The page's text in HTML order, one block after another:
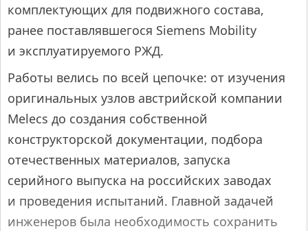
комплектующих для подвижного состава,
ранее поставлявшегося Siemens Mobility
и эксплуатируемого РЖД.
Работы велись по всей цепочке: от изучения
оригинальных узлов австрийской компании
Melecs до создания собственной
конструкторской документации, подбора
отечественных материалов, запуска
серийного выпуска на российских заводах
и проведения испытаний. Главной задачей
инженеров была необходимость сохранить